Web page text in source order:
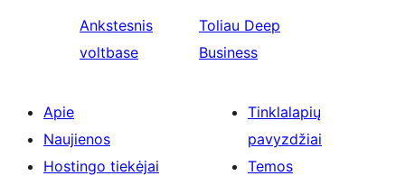
Ankstesnis
voltbase
Toliau Deep
Business
Apie
Naujienos
Hostingo tiekėjai
Tinklalapių
pavyzdžiai
Temos